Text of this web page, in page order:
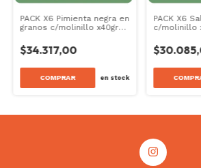
PACK X6 Pimienta negra en
granos c/molinillo x40grs
$34.317,00
COMPRAR en stock
PACK X6
c/molinillo